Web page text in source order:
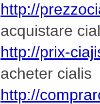
http://
acquistare
http://prix-
acheter cialis
http://